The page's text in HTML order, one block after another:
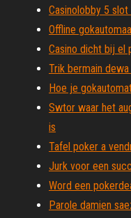
Casinolobby 5 slot
Offline
Casino dicht bij el
Trik bermain
Hoe je
Swtor waar het
is
Tafel poker a
Jurk voor een
Word een
Parole damien